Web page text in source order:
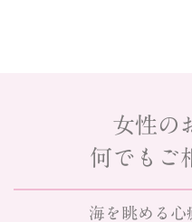
女性の
何でもご
海を眺める心